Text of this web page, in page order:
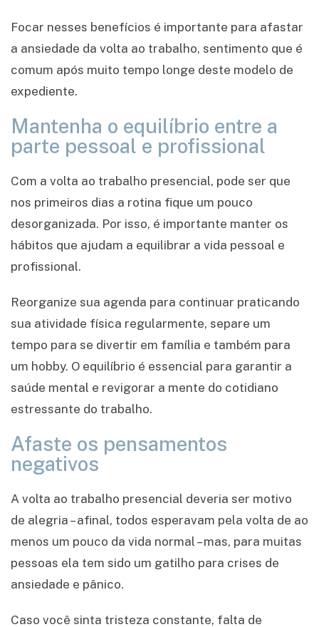
Focar nesses benefícios é importante para afastar
a ansiedade da volta ao trabalho, sentimento que é
comum após muito tempo longe deste modelo de
expediente.
Mantenha o equilíbrio entre a
parte pessoal e profissional
Com a volta ao trabalho presencial, pode ser que
nos primeiros dias a rotina fique um pouco
desorganizada. Por isso, é importante manter os
hábitos que ajudam a equilibrar a vida pessoal e
profissional.
Reorganize sua agenda para continuar praticando
sua atividade física regularmente, separe um
tempo para se divertir em família e também para
um hobby. O equilíbrio é essencial para garantir a
saúde mental e revigorar a mente do cotidiano
estressante do trabalho.
Afaste os pensamentos
negativos
A volta ao trabalho presencial deveria ser motivo
de alegria – afinal, todos esperavam pela volta de ao
menos um pouco da vida normal – mas, para muitas
pessoas ela tem sido um gatilho para crises de
ansiedade e pânico.
Caso você sinta tristeza constante, falta de